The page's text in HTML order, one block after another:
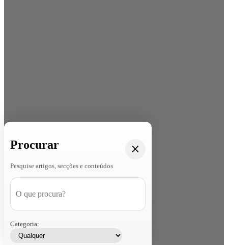
Procurar
Pesquise artigos, secções e conteúdos
Categoria: